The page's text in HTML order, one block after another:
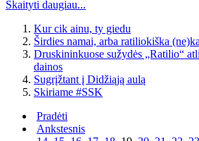
Skaityti daugiau...
Kur cik ainu, ty giedu
Širdies namai, arba ratiliokiška
Druskininkuose sužydės „Ratilio“
dainos
Sugrįžtant į Didžiąją aulą
Skiriame #SSK
Pradėti
Ankstesnis